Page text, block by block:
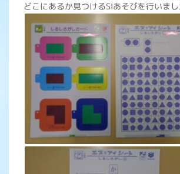
どこにあるか見つけるSIあそびを行いまし